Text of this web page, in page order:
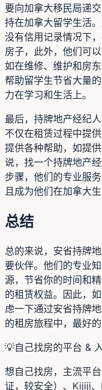
要向加拿大移民局递
持在加拿大留学生活
没有信用记录情况下
房子，此外，他们可
如在维修、维护和房
帮助留学生节省大量
力在学习和生活上。
最后，持牌地产经纪
不仅在租赁过程中提
提供各种帮助，如提
说，找一个持牌地产
步骤，他们的专业服
且成为他们在加拿大
总结
总的来说，安省持牌
要伙伴。他们的专业
源，节省你的时间和
的租赁权益。因此，
虑一下通过安省持牌
的租房旅程中，最好的
💡自己找房的平台 &
想自己找房，主流平
证，较安全）、Kijiji